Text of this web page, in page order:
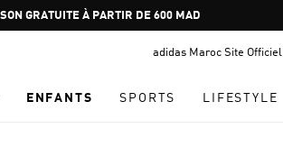
Pause
promotion
adidas Maroc Site Officiel
ENFANTS SPORTS LIFESTYLE